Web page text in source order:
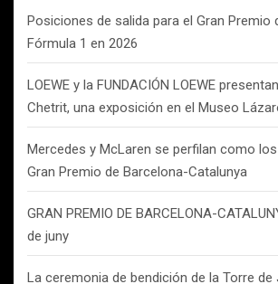
Posiciones de salida para el Gran Premio
Fórmula 1 en 2026
LOEWE y la FUNDACIÓN LOEWE
Chetrit, una exposición en el Museo
Mercedes y McLaren se perfilan como
Gran Premio de Barcelona-Catalunya
GRAN PREMIO DE BARCELONA-
de juny
La ceremonia de bendición de la Torre